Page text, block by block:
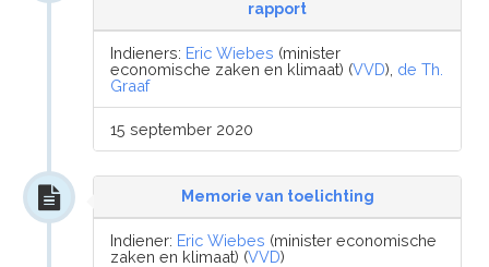
rapport
Indieners: Eric Wiebes (minister
economische zaken en klimaat) (VVD), de Th.
Graaf
15 september 2020
Memorie van toelichting
Indiener: Eric Wiebes (minister economische
zaken en klimaat) (VVD)